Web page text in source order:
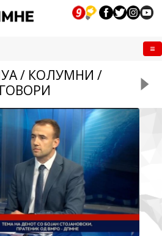
/ КОЛУМНИ /
ГОВОРИ